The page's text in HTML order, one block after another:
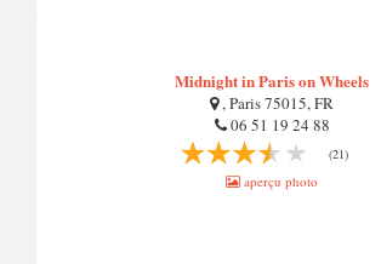
Midnight in Paris on Wheels
, Paris 75015, FR
06 51 19 24 88
(21)
aperçu photo